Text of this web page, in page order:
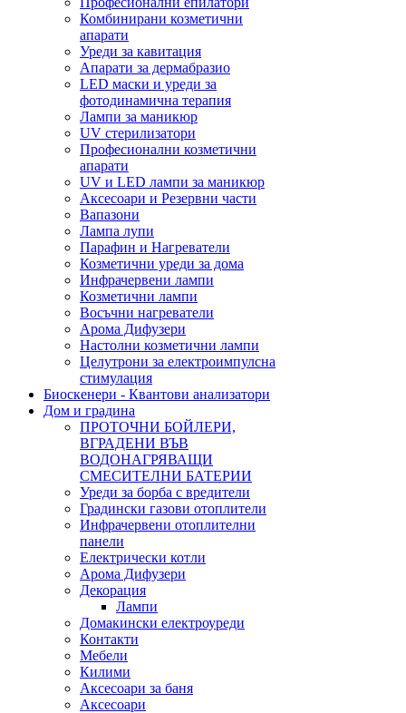
Комбинирани козметични
апарати
Уреди за кавитация
Апарати за дермабразио
LED маски и уреди за
фотодинамична терапия
Лампи за маникюр
UV стерилизатори
Професионални козметични
апарати
UV и LED лампи за маникюр
Аксесоари и Резервни части
Вапазони
Лампа лупи
Парафин и Нагреватели
Козметични уреди за дома
Инфрачервени лампи
Козметични лампи
Восъчни нагреватели
Арома Дифузери
Настолни козметични лампи
Целутрони за електроимпулсна
стимулация
Биоскенери - Квантови анализатори
Дом и градина
ПРОТОЧНИ БОЙЛЕРИ,
ВГРАДЕНИ ВЪВ
ВОДОНАГРЯВАЩИ
СМЕСИТЕЛНИ БАТЕРИИ
Уреди за борба с вредители
Градински газови отоплители
Инфрачервени отоплителни
панели
Електрически котли
Арома Дифузери
Декорация
Лампи
Домакински електроуреди
Контакти
Мебели
Килими
Аксесоари за баня
Аксесоари